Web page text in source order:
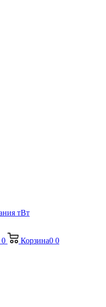
0 Корзина0 0